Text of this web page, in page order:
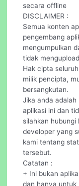
secara offline
DISCLAIMER :
Semua konten
pengembang
mengumpulkan
tidak
Hak cipta
milik pencipta,
bersangkutan.
Jika anda
aplikasi ini dan
silahkan
developer yang
kami tentang
tersebut.
Catatan :
+ Ini bukan
dan hanya untuk